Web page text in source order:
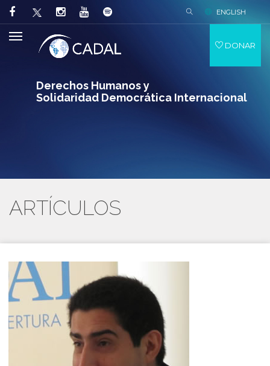
Derechos Humanos y
Solidaridad Democrática Internacional
ENGLISH
DONAR
ARTÍCULOS